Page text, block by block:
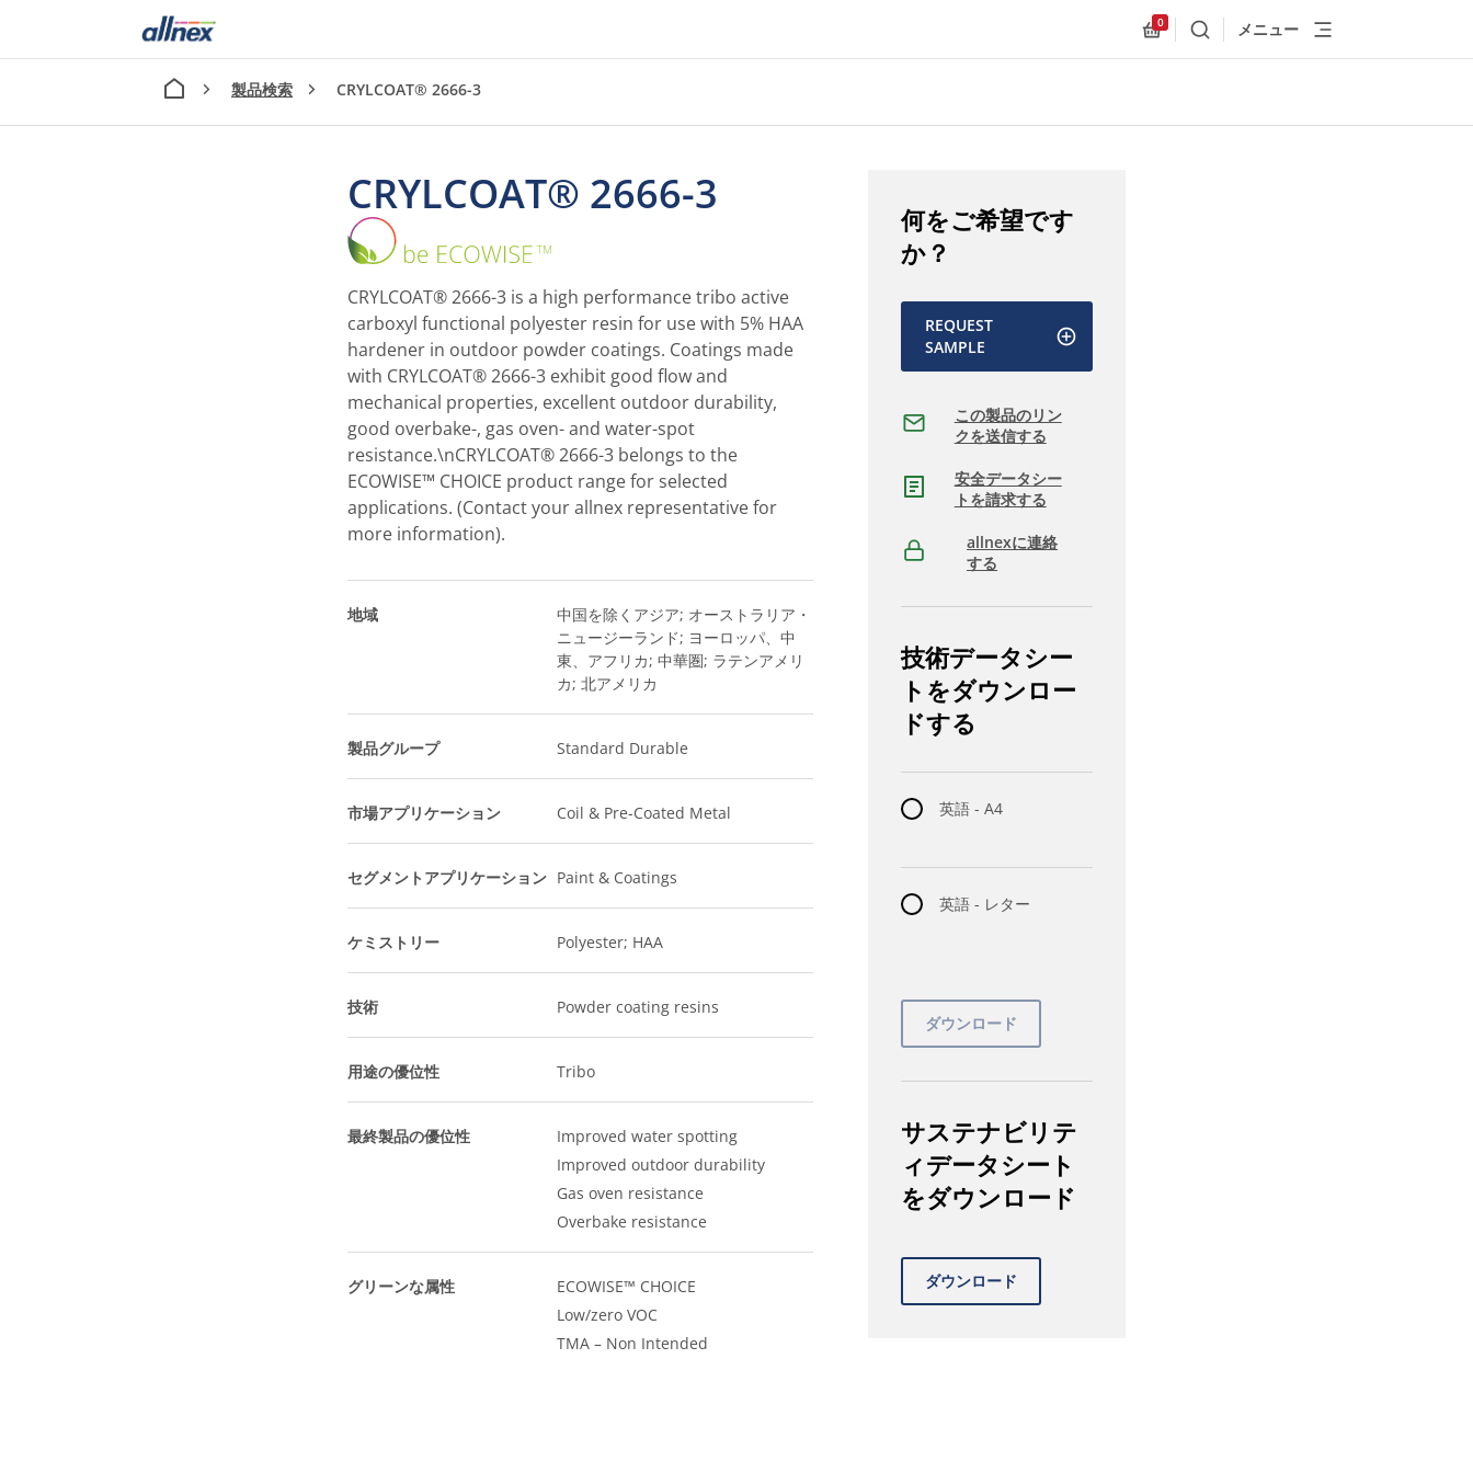
Allnex.GeneralResources.Cart
0
検索 メニュー
製品検索 CRYLCOAT® 2666-3
CRYLCOAT® 2666-3
2666-
CRYLCOAT® 2666-3 is a high performance tribo active
carboxyl functional polyester resin for use with 5% HAA
hardener in outdoor powder coatings. Coatings made
with CRYLCOAT® 2666-3 exhibit good flow and
mechanical properties, excellent outdoor durability,
good overbake-, gas oven- and water-spot
resistance.\nCRYLCOAT® 2666-3 belongs to the
ECOWISE™ CHOICE product range for selected
applications. (Contact your allnex representative for
more information).
地域
中国を除くアジア; オーストラリア・
ニュージーランド; ヨーロッパ、中
東、アフリカ; 中華圏; ラテンアメリ
カ; 北アメリカ
製品グループ Standard Durable
市場アプリケーション Coil & Pre-Coated Metal
セグメントアプリケーション Paint & Coatings
ケミストリー Polyester; HAA
技術 Powder coating resins
用途の優位性 Tribo
最終製品の優位性
Improved water spotting
Improved outdoor durability
Gas oven resistance
Overbake resistance
グリーンな属性
ECOWISE™ CHOICE
Low/zero VOC
TMA – Non Intended
何をご希望です
か？
REQUEST
SAMPLE
この製品のリン
クを送信する
安全データシー
トを請求する
allnexに連絡
する
技術データシー
トをダウンロー
ドする
英語 - A4
英語 - レター
サステナビリテ
ィデータシート
をダウンロード